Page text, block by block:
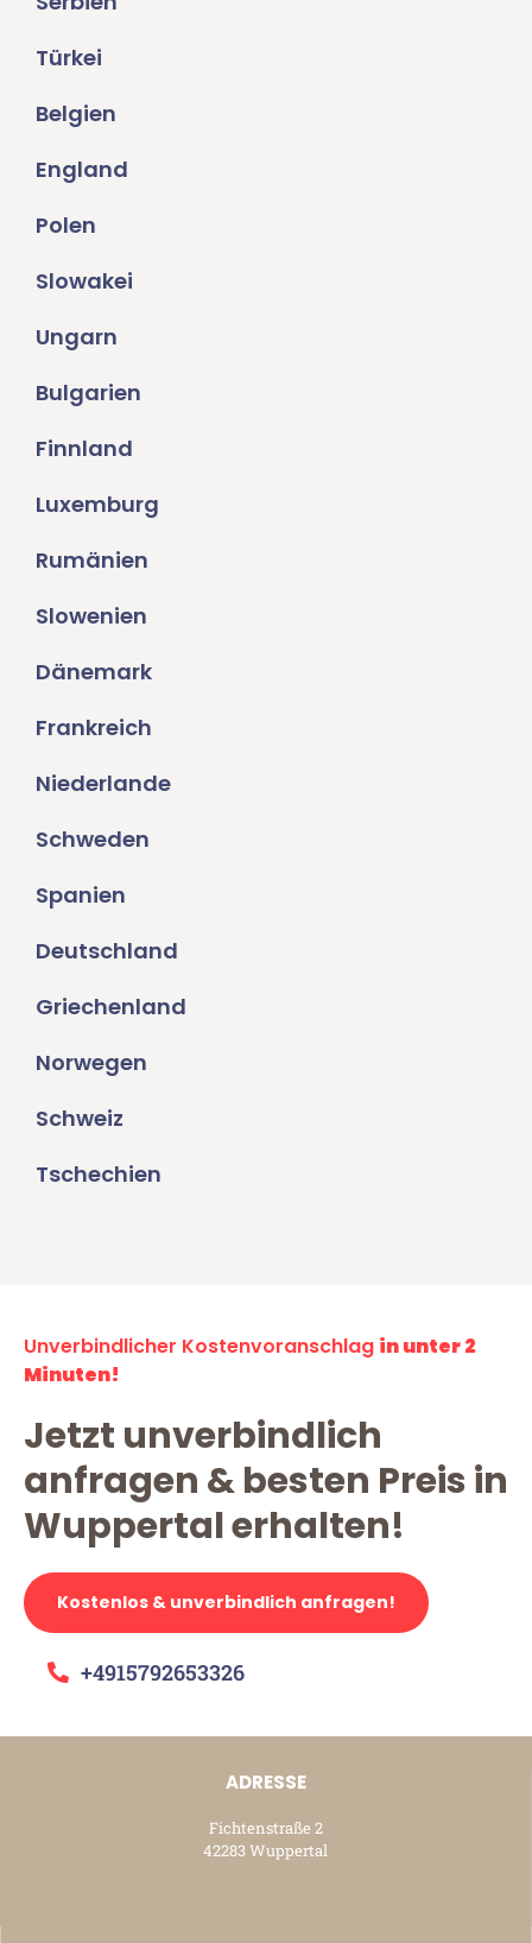
Türkei
Belgien
England
Polen
Slowakei
Ungarn
Bulgarien
Finnland
Luxemburg
Rumänien
Slowenien
Dänemark
Frankreich
Niederlande
Schweden
Spanien
Deutschland
Griechenland
Norwegen
Schweiz
Tschechien
Unverbindlicher Kostenvoranschlag in unter 2
Minuten!
Jetzt unverbindlich
anfragen & besten Preis in
Wuppertal erhalten!
Kostenlos & unverbindlich anfragen!
+4915792653326
ADRESSE
Fichtenstraße 2
42283 Wuppertal